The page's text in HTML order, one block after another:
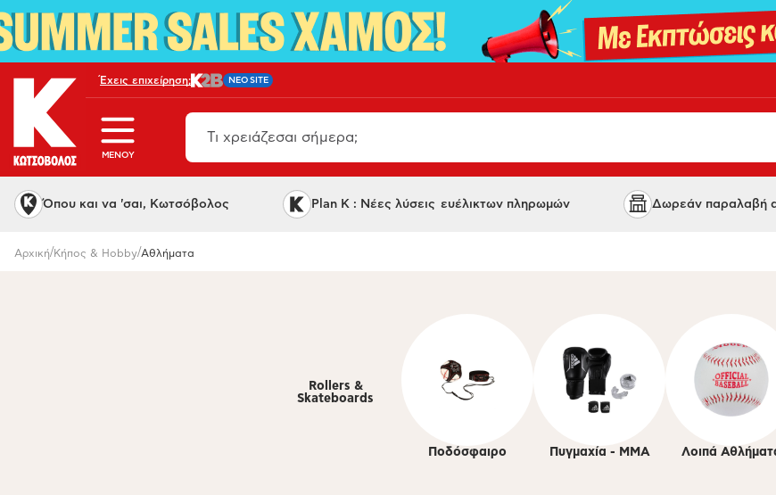
Έχεις επιχείρηση; NEO SITE
MENOY
Όπου και να 'σαι, Κωτσόβολος Plan K : Νέες λύσεις ευέλικτων πληρωμών Δωρεάν παραλαβή
Αρχική/Κήπος & Hobby/Αθλήματα
Rollers &
Skateboards
Ποδόσφαιρο Πυγμαχία - ΜΜΑ Λοιπά